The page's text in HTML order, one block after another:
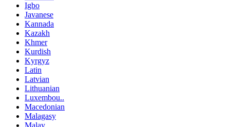
Igbo
Javanese
Kannada
Kazakh
Khmer
Kurdish
Kyrgyz
Latin
Latvian
Lithuanian
Luxembou..
Macedonian
Malagasy
Malay